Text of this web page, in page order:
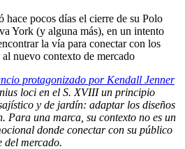
hace pocos días el cierre de su Polo
York (y alguna más), en un intento
la vía para conectar con los
nuevo contexto de mercado
loci en el S. XVIII un principio
y de jardín: adaptar los diseños
Para una marca, su contexto no es un
donde conectar con su público
del mercado.